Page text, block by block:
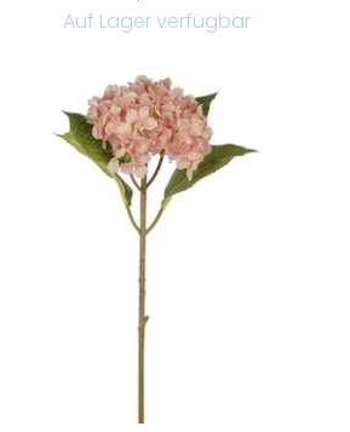
Auf Lager verfügbar